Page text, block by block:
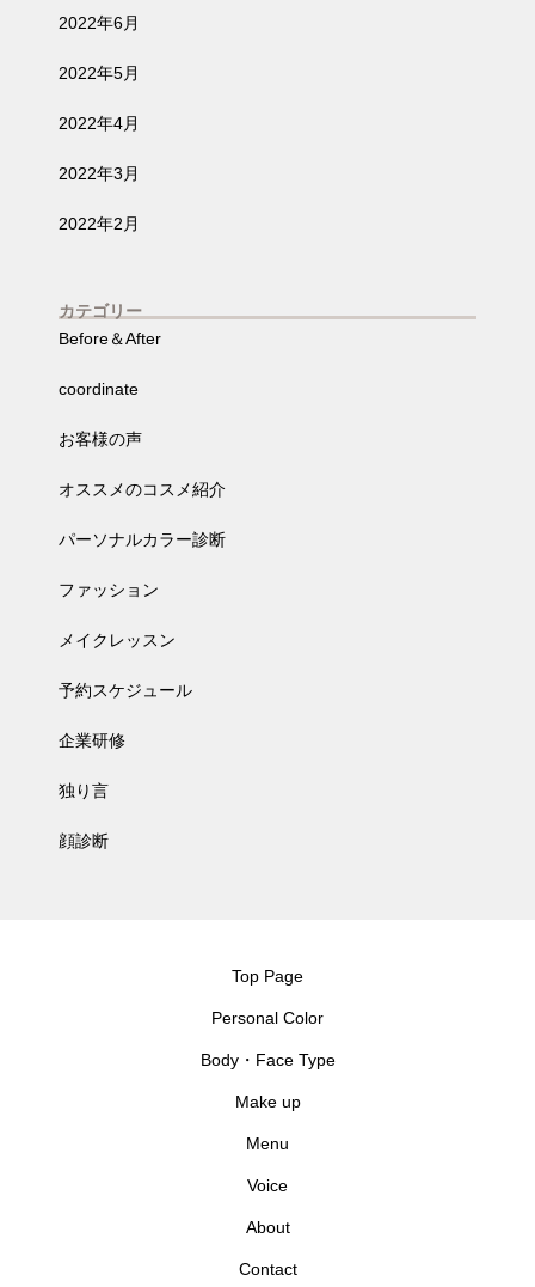
2022年6月
2022年5月
2022年4月
2022年3月
2022年2月
カテゴリー
Before＆After
coordinate
お客様の声
オススメのコスメ紹介
パーソナルカラー診断
ファッション
メイクレッスン
予約スケジュール
企業研修
独り言
顔診断
Top Page
Personal Color
Body・Face Type
Make up
Menu
Voice
About
Contact